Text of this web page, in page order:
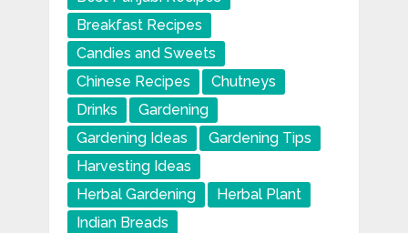
Breakfast Recipes
Candies and Sweets
Chinese Recipes
Chutneys
Drinks
Gardening
Gardening Ideas
Gardening Tips
Harvesting Ideas
Herbal Gardening
Herbal Plant
Indian Breads